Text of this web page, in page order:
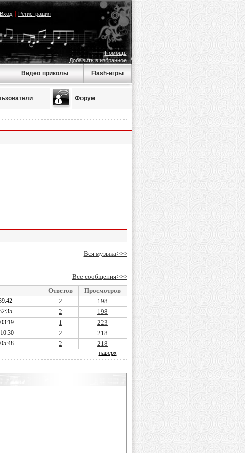
Вход| Регистрация
Помощь
Добавить в избранное
Видео приколы Flash-игры
Форум
Вся музыка>>>
Все сообщения>>>
Ответов Просмотров
2 198
2 198
1 223
2 218
2 218
наверх